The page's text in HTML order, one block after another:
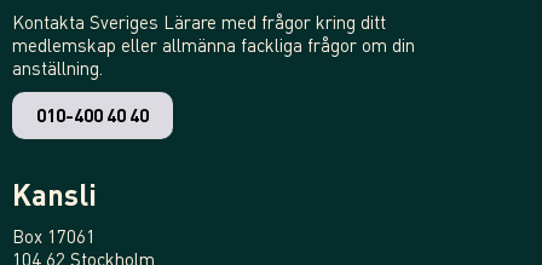
Kontakta Sveriges Lärare med frågor kring ditt
medlemskap eller allmänna fackliga frågor om din
anställning.
010-400 40 40
Kansli
Box 17061
104 62 Stockholm